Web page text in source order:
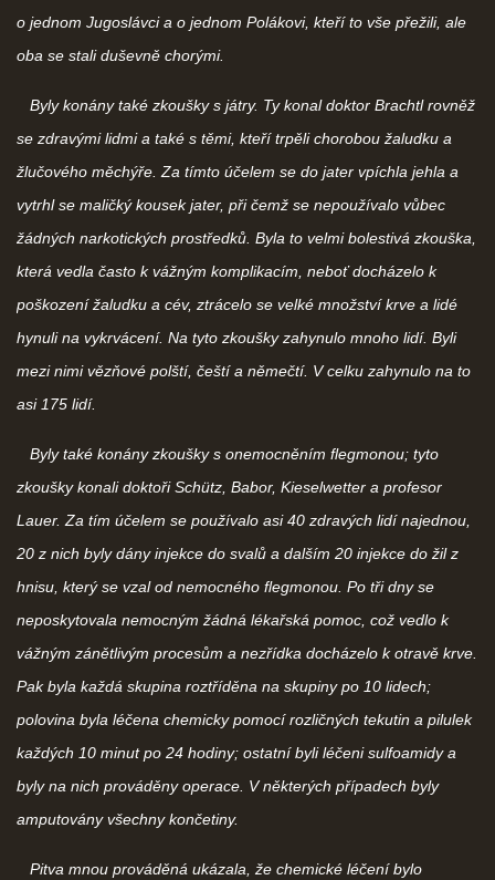
o jednom Jugoslávci a o jednom Polákovi, kteří to vše přežili, ale
oba se stali duševně chorými.
Byly konány také zkoušky s játry. Ty konal doktor Brachtl rovněž
se zdravými lidmi a také s těmi, kteří trpěli chorobou žaludku a
žlučového měchýře. Za tímto účelem se do jater vpíchla jehla a
vytrhl se maličký kousek jater, při čemž se nepoužívalo vůbec
žádných narkotických prostředků. Byla to velmi bolestivá zkouška,
která vedla často k vážným komplikacím, neboť docházelo k
poškození žaludku a cév, ztrácelo se velké množství krve a lidé
hynuli na vykrvácení. Na tyto zkoušky zahynulo mnoho lidí. Byli
mezi nimi vězňové polští, čeští a němečtí. V celku zahynulo na to
asi 175 lidí.
Byly také konány zkoušky s onemocněním flegmonou; tyto
zkoušky konali doktoři Schütz, Babor, Kieselwetter a profesor
Lauer. Za tím účelem se používalo asi 40 zdravých lidí najednou,
20 z nich byly dány injekce do svalů a dalším 20 injekce do žil z
hnisu, který se vzal od nemocného flegmonou. Po tři dny se
neposkytovala nemocným žádná lékařská pomoc, což vedlo k
vážným zánětlivým procesům a nezřídka docházelo k otravě krve.
Pak byla každá skupina roztříděna na skupiny po 10 lidech;
polovina byla léčena chemicky pomocí rozličných tekutin a pilulek
každých 10 minut po 24 hodiny; ostatní byli léčeni sulfoamidy a
byly na nich prováděny operace. V některých případech byly
amputovány všechny končetiny.
Pitva mnou prováděná ukázala, že chemické léčení bylo